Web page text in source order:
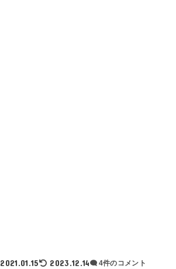
2021.01.15 2023.12.14 4件のコメント